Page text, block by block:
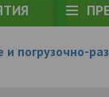
погрузочно-